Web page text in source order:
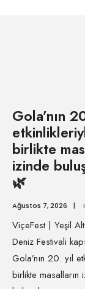
Gola’nın
birlikte
izinde
🌿
Ağustos 7, 2026 |
ViçeFest | Yeşil
Deniz Festivali
Gola’nın 20. yıl
birlikte masalların